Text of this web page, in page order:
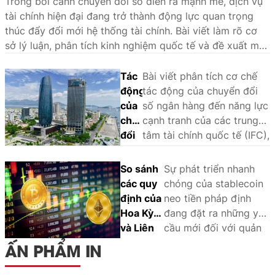
tài chính hiện đại đang trở thành động lực quan trọng
thúc đẩy đổi mới hệ thống tài chính. Bài viết làm rõ cơ
sở lý luận, phân tích kinh nghiệm quốc tế và đề xuất một
chính hiện đại tại Việt Nam.
Tác
động
của
chuyển
đổi
ngân
hàng
đến
năng
lực
Bài viết phân tích cơ chế
tác động của chuyển đổi
số ngân hàng đến năng lực
cạnh tranh của các trung
tâm tài chính quốc tế (IFC),
phân tích so sánh định tính
(QCA) trên một số trường
hợp tại châu Á - Thái Bình
Dương là Singapore, Hồng
Kông, Tokyo, Thượng Hải,
Seoul và Sydney. Khung
So sánh
các quy
định của
Hoa Kỳ
và Liên
Sự phát triển nhanh
chóng của stablecoin
neo tiền pháp định
đang đặt ra những yêu
cầu mới đối với quản
ẤN PHẨM IN